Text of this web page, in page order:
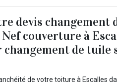
devis changement
couverture à
changement de tuile
de votre toiture à Escalles